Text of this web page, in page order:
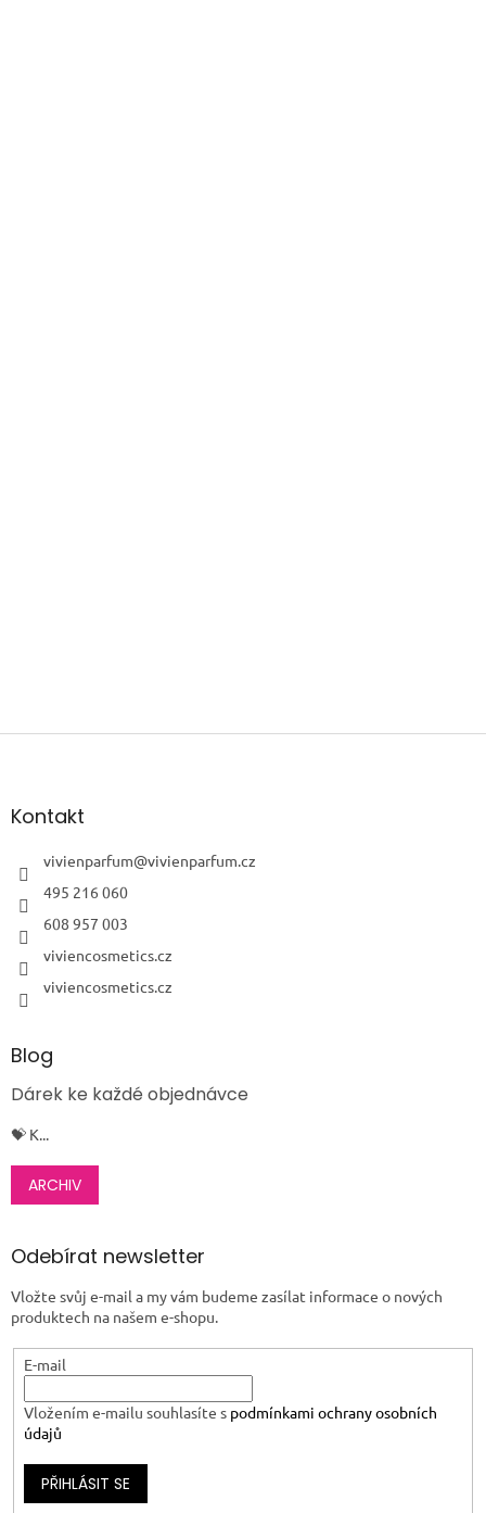
Z
aKontakt
vivienparfum@vivienparfum.cz
495 216 060
608 957 003
viviencosmetics.cz
viviencosmetics.cz
Blog
Dárek ke každé objednávce
💝 K...
ARCHIV
Odebírat newsletter
Vložte svůj e-mail a my vám budeme zasílat informace o nových
produktech na našem e-shopu.
E-mail
Vložením e-mailu souhlasíte s podmínkami ochrany osobních
údajů
PŘIHLÁSIT SE